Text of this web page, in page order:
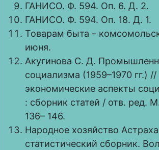
ГАНИСО. Ф. 594. Оп. 6. Д. 2.
ГАНИСО. Ф. 594. Оп. 18. Д. 1.
Товарам быта –
июня.
Акугинова С. Д.
социализма (1959–1970 гг.)
экономические аспекты
: сборник статей / отв. ред.
136– 146.
Народное хозяйство
статистический сборник.